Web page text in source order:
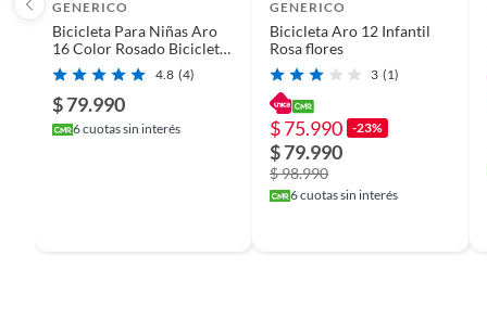
Biela
Género
GENERICO
Bicicleta Para Niñas Aro
16 Color Rosado Bicicletas
De Paseo
4.8 (4)
$ 79.990
6cuotas sin interés
GENERICO
Bicicleta Aro 12 Infantil
Rosa flores
3 (1)
$ 75.990 -23%
$ 79.990
$ 98.990
6cuotas sin interés